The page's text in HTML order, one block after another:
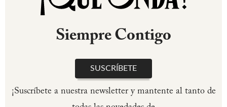
Siempre Contigo
SUSCRÍBETE
¡Suscríbete a nuestra newsletter y mantente al tanto de